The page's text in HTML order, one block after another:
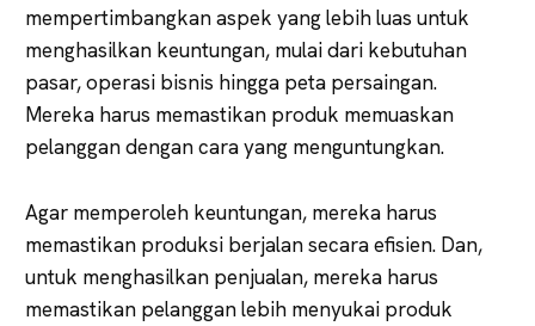
mempertimbangkan aspek yang lebih luas untuk
menghasilkan keuntungan, mulai dari kebutuhan
pasar, operasi bisnis hingga peta persaingan.
Mereka harus memastikan produk memuaskan
pelanggan dengan cara yang menguntungkan.
Agar memperoleh keuntungan, mereka harus
memastikan produksi berjalan secara efisien. Dan,
untuk menghasilkan penjualan, mereka harus
memastikan pelanggan lebih menyukai produk